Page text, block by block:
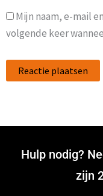
Mijn naam, e-mail
volgende keer
Hulp nodig?
zijn